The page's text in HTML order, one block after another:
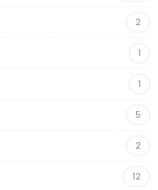
2
1
1
5
2
12